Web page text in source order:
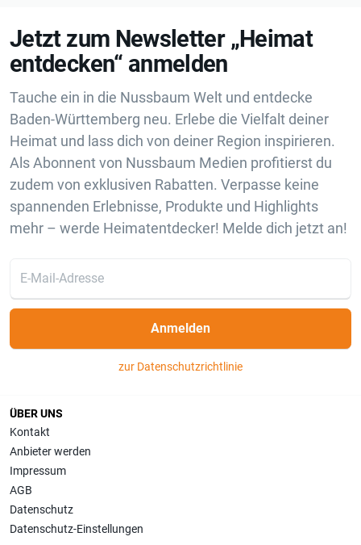
Jetzt zum Newsletter „Heimat
entdecken“ anmelden
Tauche ein in die Nussbaum Welt und entdecke
Baden-Württemberg neu. Erlebe die Vielfalt deiner
Heimat und lass dich von deiner Region inspirieren.
Als Abonnent von Nussbaum Medien profitierst du
zudem von exklusiven Rabatten. Verpasse keine
spannenden Erlebnisse, Produkte und Highlights
mehr – werde Heimatentdecker! Melde dich jetzt an!
Anmelden
zur Datenschutzrichtlinie
ÜBER UNS
Kontakt
Anbieter werden
Impressum
AGB
Datenschutz
Datenschutz-Einstellungen